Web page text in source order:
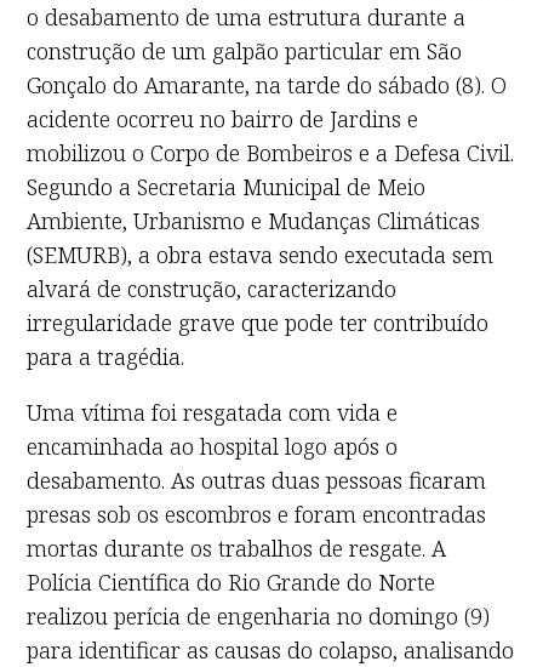
o desabamento de uma estrutura durante a
construção de um galpão particular em São
Gonçalo do Amarante, na tarde do sábado (8). O
acidente ocorreu no bairro de Jardins e
mobilizou o Corpo de Bombeiros e a Defesa Civil.
Segundo a Secretaria Municipal de Meio
Ambiente, Urbanismo e Mudanças Climáticas
(SEMURB), a obra estava sendo executada sem
alvará de construção, caracterizando
irregularidade grave que pode ter contribuído
para a tragédia.
Uma vítima foi resgatada com vida e
encaminhada ao hospital logo após o
desabamento. As outras duas pessoas ficaram
presas sob os escombros e foram encontradas
mortas durante os trabalhos de resgate. A
Polícia Científica do Rio Grande do Norte
realizou perícia de engenharia no domingo (9)
para identificar as causas do colapso, analisando